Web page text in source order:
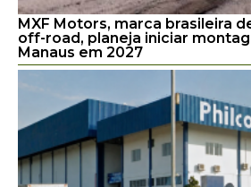
MXF Motors, marca brasileira
off-road, planeja iniciar
Manaus em 2027